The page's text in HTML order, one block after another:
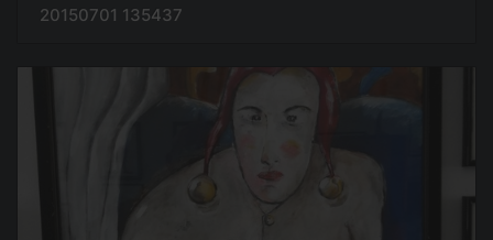
20150701 135437